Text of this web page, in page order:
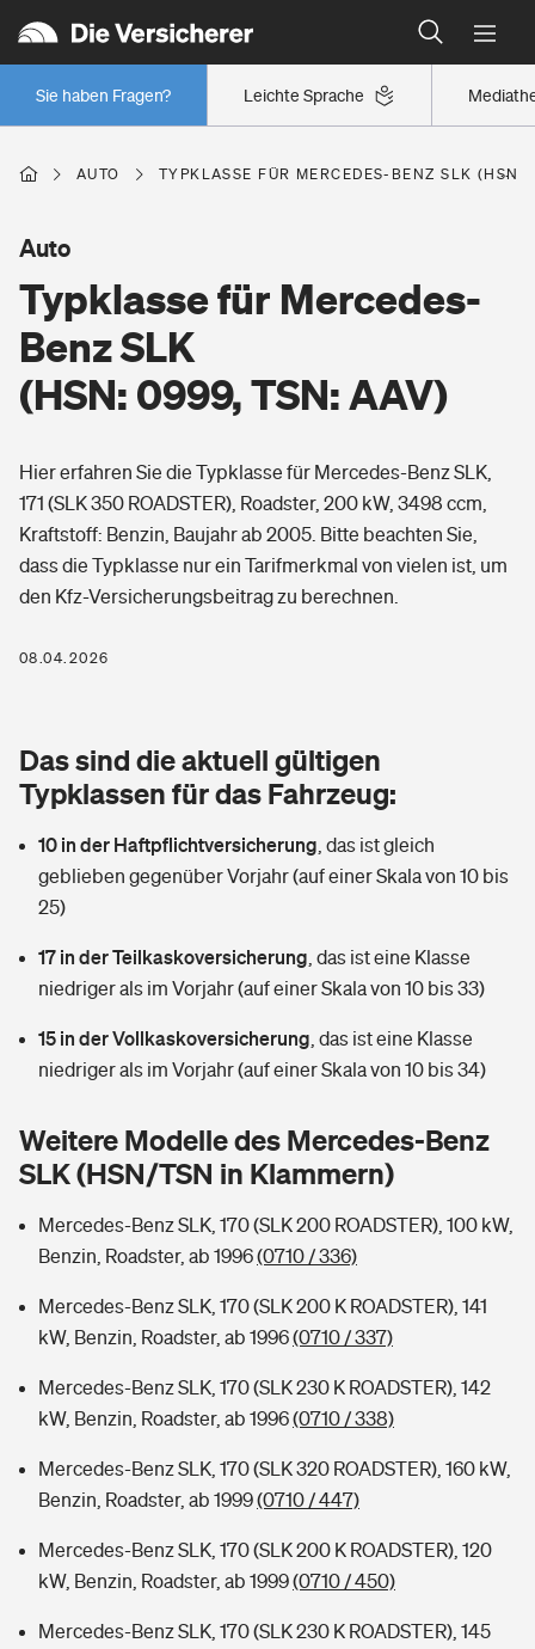
Leichte Sprache
Sie haben Fragen?
Wer versichert was: Jetzt Versicherer finden
Regionalklassen: So ist Ihre Region eingestuft
Wer versichert was: Jetzt Versicherer finden
Berufsunfähigkeitsversicherung
Arbeitsrechtsschutz
Berufshaftpflichtversicherung
Rentenrechner: Wie viel Geld bekomme ich im Alter?
Wer versichert was: Jetzt Versicherer finden
Sie haben Fragen?
Wohnen
Wohngebäudeversicherung
Hausratversicherung
Elementarversicherung
Photovoltaik
Wärmepumpen versichern
Vermieterrrechtsschutz
Mietkautionsversicherung
Restkreditversicherung
Zur Übersicht
Tools
Hochwasser-Check: Wie gefährdet ist Ihr Haus?
Wer versichert was: Jetzt Versicherer finden
Sie haben Fragen?
Pri­vate Haft­pflicht­
Rechts­schutz­ver­si­che­rung
Kinderunfall­ver­si­che­rung
Reiseversicherung
Handyversicherung
Private Cyberversicherung
Musikinstrumentenversicherung
Zur Übersicht
Tools
Kinderunfall-Check: Mehr Sicherheit für deine Kids
Typklassen: So ist Ihr Auto eingestuft
Sie haben Fragen?
Gesundheit
Private Krankenversicherung
Tierkrankenversicherung
Zur Übersicht
Sie haben Fragen?
Rentenrechner: Wie viel Geld bekomme ich im Alter?
AUTO TYPKLASSE FÜR MERCEDES-BENZ SLK (HSN:
Typklasse für Mercedes-
Benz SLK
(HSN: 0999, TSN: AAV)
Auto
Hier erfahren Sie die Typklasse für Mercedes-Benz SLK,
171 (SLK 350 ROADSTER), Roadster, 200 kW, 3498 ccm,
Kraftstoff: Benzin, Baujahr ab 2005. Bitte beachten Sie,
dass die Typklasse nur ein Tarifmerkmal von vielen ist, um
den Kfz-Versicherungsbeitrag zu berechnen.
08.04.2026
Das sind die aktuell gültigen
Typklassen für das Fahrzeug:
10 in der Haftpflichtversicherung das ist gleich
geblieben gegenüber Vorjahr (auf einer Skala von 10 bis
25)
17 in der Teilkaskoversicherung das ist eine Klasse
niedriger als im Vorjahr (auf einer Skala von 10 bis 33)
15 in der Vollkaskoversicherung das ist eine Klasse
niedriger als im Vorjahr (auf einer Skala von 10 bis 34)
Weitere Modelle des Mercedes-Benz
SLK (HSN/TSN in Klammern)
Mercedes-Benz SLK, 170 (SLK 200 ROADSTER), 100 kW,
Benzin, Roadster, ab 1996(0710 / 336)
Mercedes-Benz SLK, 170 (SLK 200 K ROADSTER), 141
kW, Benzin, Roadster, ab 1996(0710 / 337)
Mercedes-Benz SLK, 170 (SLK 230 K ROADSTER), 142
kW, Benzin, Roadster, ab 1996(0710 / 338)
Mercedes-Benz SLK, 170 (SLK 320 ROADSTER), 160 kW,
Benzin, Roadster, ab 1999(0710 / 447)
Mercedes-Benz SLK, 170 (SLK 200 K ROADSTER), 120
kW, Benzin, Roadster, ab 1999(0710 / 450)
Mercedes-Benz SLK, 170 (SLK 230 K ROADSTER), 145